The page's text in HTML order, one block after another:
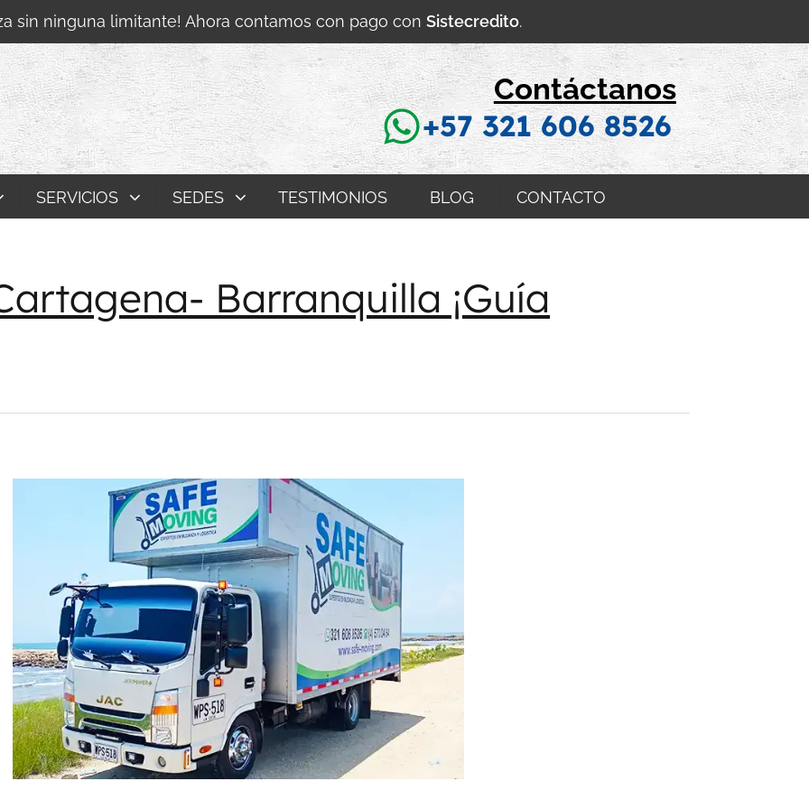
sin ninguna limitante! Ahora contamos con pago con Sistecredito.
Contáctanos
+57 321 606 8526
SERVICIOS SEDES TESTIMONIOS BLOG CONTACTO
Barranquilla ¡Guía